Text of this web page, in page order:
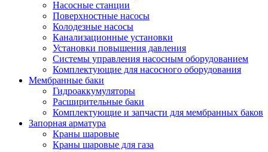
Насосные станции
Поверхностные насосы
Колодезные насосы
Канализационные установки
Установки повышения давления
Системы управления насосным оборудованием
Комплектующие для насосного оборудования
Мембранные баки
Гидроаккумуляторы
Расширительные баки
Комплектующие и запчасти для мембранных баков
Запорная арматура
Краны шаровые
Краны шаровые для газа